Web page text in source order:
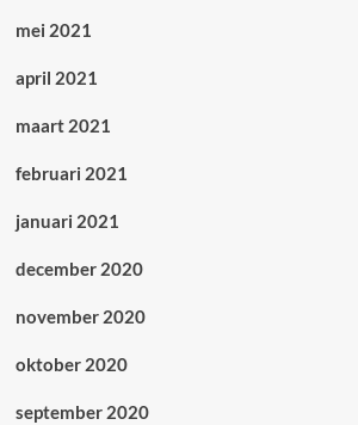
mei 2021
april 2021
maart 2021
februari 2021
januari 2021
december 2020
november 2020
oktober 2020
september 2020